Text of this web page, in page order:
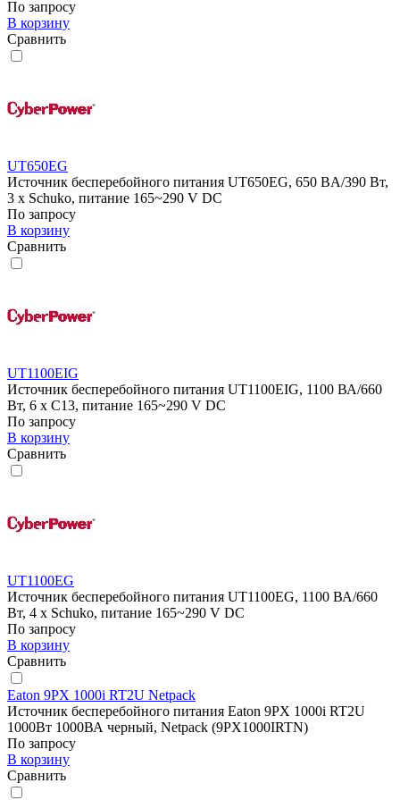
По запросу
В корзину
Сравнить
UT650EG
Источник бесперебойного питания UT650EG, 650 BA/390 Вт,
3 x Schuko, питание 165~290 V DC
По запросу
В корзину
Сравнить
UT1100EIG
Источник бесперебойного питания UT1100EIG, 1100 ВА/660
Вт, 6 х C13, питание 165~290 V DC
По запросу
В корзину
Сравнить
UT1100EG
Источник бесперебойного питания UT1100EG, 1100 ВА/660
Вт, 4 x Schuko, питание 165~290 V DC
По запросу
В корзину
Сравнить
Eaton 9PX 1000i RT2U Netpack
Источник бесперебойного питания Eaton 9PX 1000i RT2U
1000Вт 1000ВА черный, Netpack (9PX1000IRTN)
По запросу
В корзину
Сравнить